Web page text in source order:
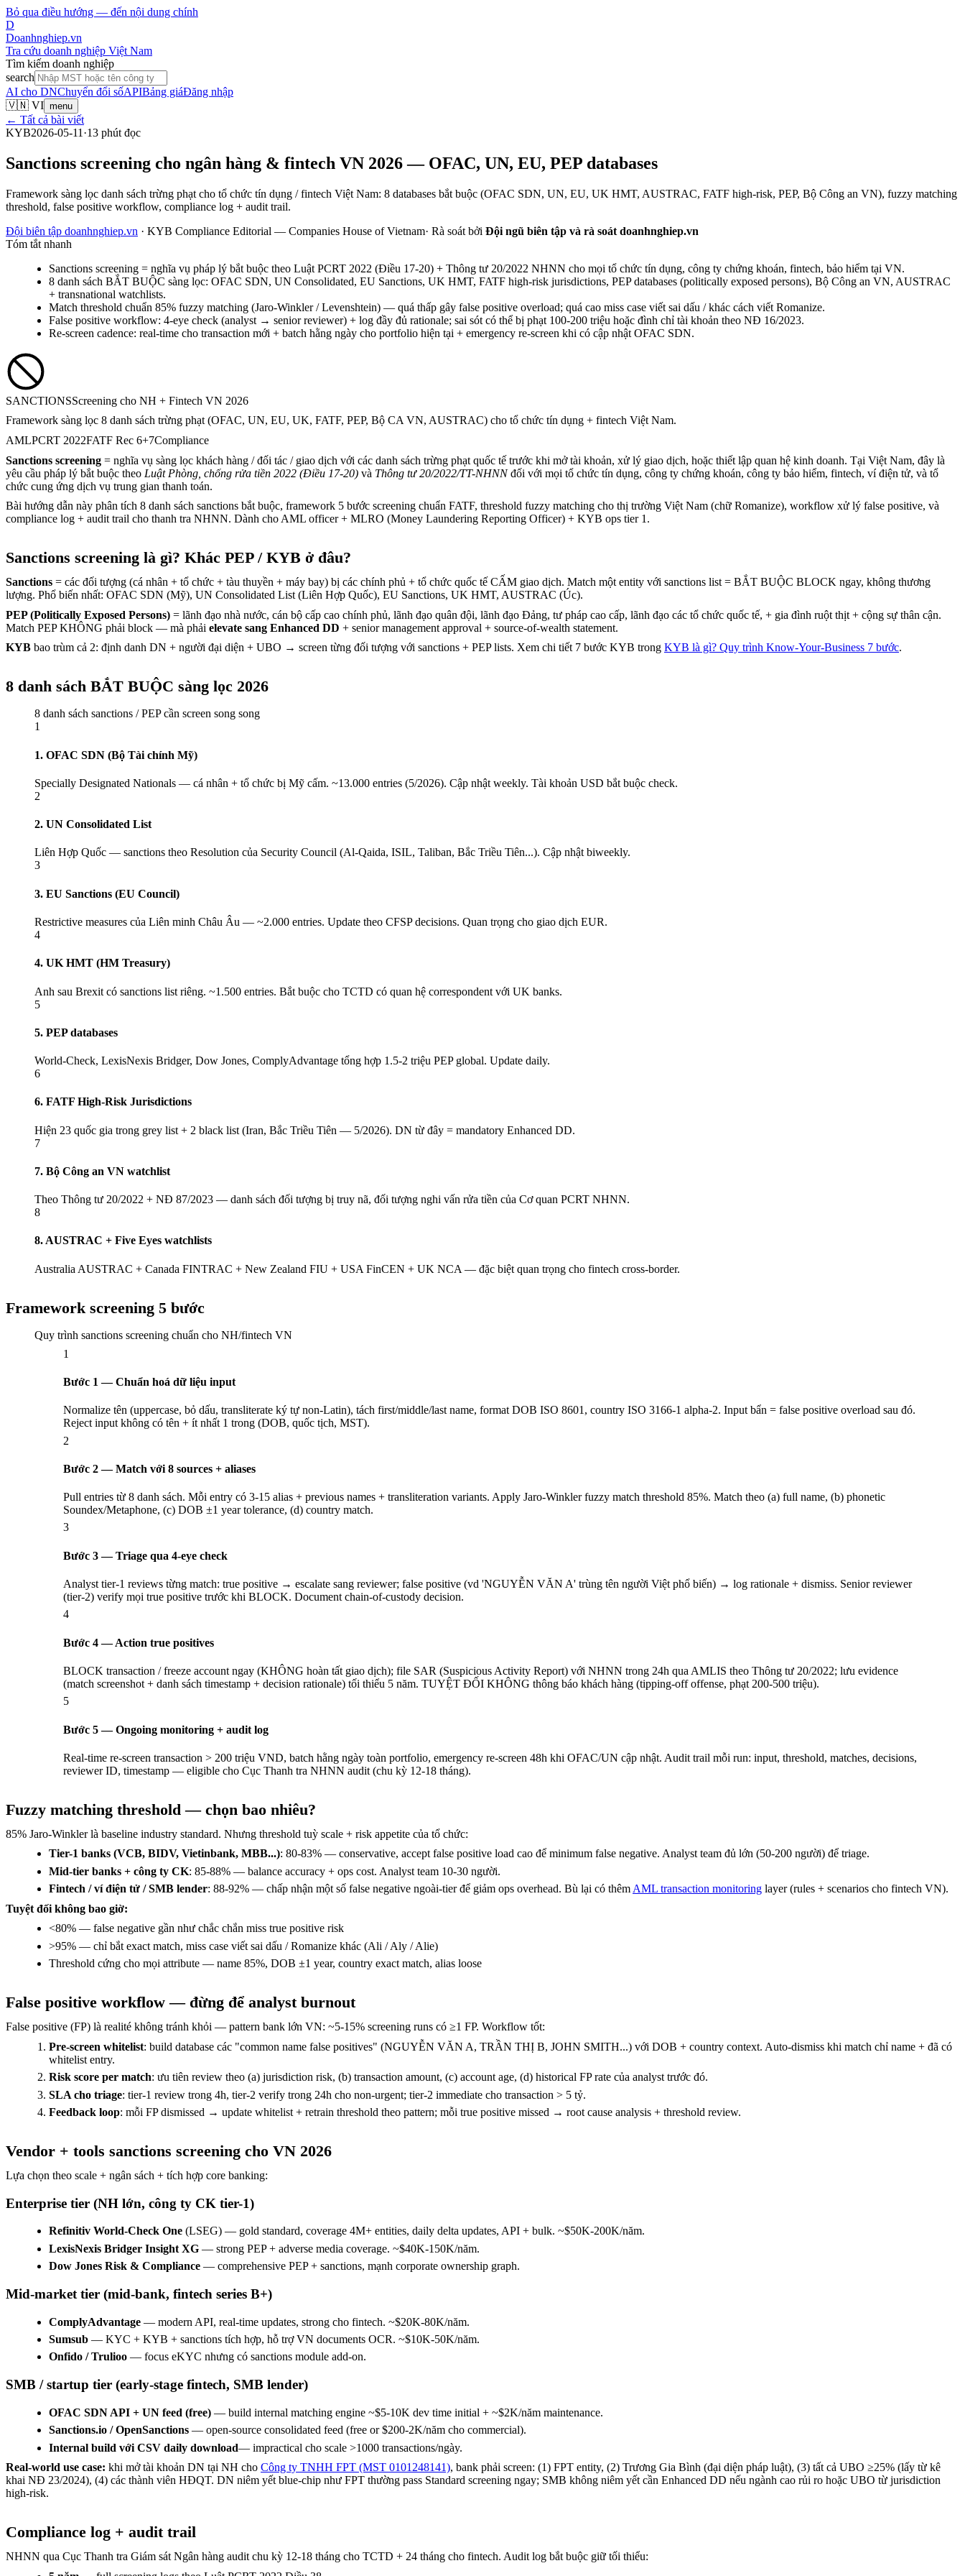
Bỏ qua điều hướng — đến nội dung chính
D
Doanhnghiep.vn
Tra cứu doanh nghiệp Việt Nam
Tìm kiếm doanh nghiệp
search
AI cho DNChuyển đổi sốAPIBảng giáĐăng nhập
🇻🇳 VI menu
← Tất cả bài viết
KYB2026-05-11 ·13 phút đọc
Sanctions screening cho ngân hàng & fintech VN 2026 — OFAC, UN, EU, PEP databases
Framework sàng lọc danh sách trừng phạt cho tổ chức tín dụng / fintech Việt Nam: 8 databases bắt buộc (OFAC SDN, UN, EU, UK HMT, AUSTRAC, FATF high-risk, PEP, Bộ Công an VN), fuzzy matching
threshold, false positive workflow, compliance log + audit trail.
Đội biên tập doanhnghiep.vn · KYB Compliance Editorial — Companies House of Vietnam· Rà soát bởi Đội ngũ biên tập và rà soát doanhnghiep.vn
Tóm tắt nhanh
Sanctions screening = nghĩa vụ pháp lý bắt buộc theo Luật PCRT 2022 (Điều 17-20) + Thông tư 20/2022 NHNN cho mọi tổ chức tín dụng, công ty chứng khoán, fintech, bảo hiểm tại VN.
8 danh sách BẮT BUỘC sàng lọc: OFAC SDN, UN Consolidated, EU Sanctions, UK HMT, FATF high-risk jurisdictions, PEP databases (politically exposed persons), Bộ Công an VN, AUSTRAC
+ transnational watchlists.
Match threshold chuẩn 85% fuzzy matching (Jaro-Winkler / Levenshtein) — quá thấp gây false positive overload; quá cao miss case viết sai dấu / khác cách viết Romanize.
False positive workflow: 4-eye check (analyst → senior reviewer) + log đầy đủ rationale; sai sót có thể bị phạt 100-200 triệu hoặc đình chỉ tài khoản theo NĐ 16/2023.
Re-screen cadence: real-time cho transaction mới + batch hằng ngày cho portfolio hiện tại + emergency re-screen khi có cập nhật OFAC SDN.
SANCTIONSScreening cho NH + Fintech VN 2026
Framework sàng lọc 8 danh sách trừng phạt (OFAC, UN, EU, UK, FATF, PEP, Bộ CA VN, AUSTRAC) cho tổ chức tín dụng + fintech Việt Nam.
AMLPCRT 2022FATF Rec 6+7Compliance
Sanctions screening = nghĩa vụ sàng lọc khách hàng / đối tác / giao dịch với các danh sách trừng phạt quốc tế trước khi mở tài khoản, xử lý giao dịch, hoặc thiết lập quan hệ kinh doanh. Tại Việt Nam, đây là
yêu cầu pháp lý bắt buộc theo Luật Phòng, chống rửa tiền 2022 (Điều 17-20) và Thông tư 20/2022/TT-NHNNđối với mọi tổ chức tín dụng, công ty chứng khoán, công ty bảo hiểm, fintech, ví điện tử, và tổ
chức cung ứng dịch vụ trung gian thanh toán.
Bài hướng dẫn này phân tích 8 danh sách sanctions bắt buộc, framework 5 bước screening chuẩn FATF, threshold fuzzy matching cho thị trường Việt Nam (chữ Romanize), workflow xử lý false positive, và
compliance log + audit trail cho thanh tra NHNN. Dành cho AML officer + MLRO (Money Laundering Reporting Officer) + KYB ops tier 1.
Sanctions screening là gì? Khác PEP / KYB ở đâu?
Sanctions = các đối tượng (cá nhân + tổ chức + tàu thuyền + máy bay) bị các chính phủ + tổ chức quốc tế CẤM giao dịch. Match một entity với sanctions list = BẮT BUỘC BLOCK ngay, không thương
lượng. Phổ biến nhất: OFAC SDN (Mỹ), UN Consolidated List (Liên Hợp Quốc), EU Sanctions, UK HMT, AUSTRAC (Úc).
PEP (Politically Exposed Persons) = lãnh đạo nhà nước, cán bộ cấp cao chính phủ, lãnh đạo quân đội, lãnh đạo Đảng, tư pháp cao cấp, lãnh đạo các tổ chức quốc tế, + gia đình ruột thịt + cộng sự thân cận.
Match PEP KHÔNG phải block — mà phải elevate sang Enhanced DD + senior management approval + source-of-wealth statement.
KYB bao trùm cả 2: định danh DN + người đại diện + UBO → screen từng đối tượng với sanctions + PEP lists. Xem chi tiết 7 bước KYB trong KYB là gì? Quy trình Know-Your-Business 7 bước.
8 danh sách BẮT BUỘC sàng lọc 2026
8 danh sách sanctions / PEP cần screen song song
1
1. OFAC SDN (Bộ Tài chính Mỹ)
Specially Designated Nationals — cá nhân + tổ chức bị Mỹ cấm. ~13.000 entries (5/2026). Cập nhật weekly. Tài khoản USD bắt buộc check.
2
2. UN Consolidated List
Liên Hợp Quốc — sanctions theo Resolution của Security Council (Al-Qaida, ISIL, Taliban, Bắc Triều Tiên...). Cập nhật biweekly.
3
3. EU Sanctions (EU Council)
Restrictive measures của Liên minh Châu Âu — ~2.000 entries. Update theo CFSP decisions. Quan trọng cho giao dịch EUR.
4
4. UK HMT (HM Treasury)
Anh sau Brexit có sanctions list riêng. ~1.500 entries. Bắt buộc cho TCTD có quan hệ correspondent với UK banks.
5
5. PEP databases
World-Check, LexisNexis Bridger, Dow Jones, ComplyAdvantage tổng hợp 1.5-2 triệu PEP global. Update daily.
6
6. FATF High-Risk Jurisdictions
Hiện 23 quốc gia trong grey list + 2 black list (Iran, Bắc Triều Tiên — 5/2026). DN từ đây = mandatory Enhanced DD.
7
7. Bộ Công an VN watchlist
Theo Thông tư 20/2022 + NĐ 87/2023 — danh sách đối tượng bị truy nã, đối tượng nghi vấn rửa tiền của Cơ quan PCRT NHNN.
8
8. AUSTRAC + Five Eyes watchlists
Australia AUSTRAC + Canada FINTRAC + New Zealand FIU + USA FinCEN + UK NCA — đặc biệt quan trọng cho fintech cross-border.
Framework screening 5 bước
Quy trình sanctions screening chuẩn cho NH/fintech VN
1
Bước 1 — Chuẩn hoá dữ liệu input
Normalize tên (uppercase, bỏ dấu, transliterate ký tự non-Latin), tách first/middle/last name, format DOB ISO 8601, country ISO 3166-1 alpha-2. Input bẩn = false positive overload sau đó.
Reject input không có tên + ít nhất 1 trong (DOB, quốc tịch, MST).
2
Bước 2 — Match với 8 sources + aliases
Pull entries từ 8 danh sách. Mỗi entry có 3-15 alias + previous names + transliteration variants. Apply Jaro-Winkler fuzzy match threshold 85%. Match theo (a) full name, (b) phonetic
Soundex/Metaphone, (c) DOB ±1 year tolerance, (d) country match.
3
Bước 3 — Triage qua 4-eye check
Analyst tier-1 reviews từng match: true positive → escalate sang reviewer; false positive (vd 'NGUYỄN VĂN A' trùng tên người Việt phổ biến) → log rationale + dismiss. Senior reviewer
(tier-2) verify mọi true positive trước khi BLOCK. Document chain-of-custody decision.
4
Bước 4 — Action true positives
BLOCK transaction / freeze account ngay (KHÔNG hoàn tất giao dịch); file SAR (Suspicious Activity Report) với NHNN trong 24h qua AMLIS theo Thông tư 20/2022; lưu evidence
(match screenshot + danh sách timestamp + decision rationale) tối thiểu 5 năm. TUYỆT ĐỐI KHÔNG thông báo khách hàng (tipping-off offense, phạt 200-500 triệu).
5
Bước 5 — Ongoing monitoring + audit log
Real-time re-screen transaction > 200 triệu VND, batch hằng ngày toàn portfolio, emergency re-screen 48h khi OFAC/UN cập nhật. Audit trail mỗi run: input, threshold, matches, decisions,
reviewer ID, timestamp — eligible cho Cục Thanh tra NHNN audit (chu kỳ 12-18 tháng).
Fuzzy matching threshold — chọn bao nhiêu?
85% Jaro-Winkler là baseline industry standard. Nhưng threshold tuỳ scale + risk appetite của tổ chức:
Tier-1 banks (VCB, BIDV, Vietinbank, MBB...): 80-83% — conservative, accept false positive load cao để minimum false negative. Analyst team đủ lớn (50-200 người) để triage.
Mid-tier banks + công ty CK: 85-88% — balance accuracy + ops cost. Analyst team 10-30 người.
Fintech / ví điện tử / SMB lender: 88-92% — chấp nhận một số false negative ngoài-tier để giảm ops overhead. Bù lại có thêm AML transaction monitoring layer (rules + scenarios cho fintech VN).
Tuyệt đối không bao giờ:
<80% — false negative gần như chắc chắn miss true positive risk
>95% — chỉ bắt exact match, miss case viết sai dấu / Romanize khác (Ali / Aly / Alie)
Threshold cứng cho mọi attribute — name 85%, DOB ±1 year, country exact match, alias loose
False positive workflow — đừng để analyst burnout
False positive (FP) là realité không tránh khỏi — pattern bank lớn VN: ~5-15% screening runs có ≥1 FP. Workflow tốt:
Pre-screen whitelist: build database các "common name false positives" (NGUYỄN VĂN A, TRẦN THỊ B, JOHN SMITH...) với DOB + country context. Auto-dismiss khi match chỉ name + đã có
whitelist entry.
Risk score per match: ưu tiên review theo (a) jurisdiction risk, (b) transaction amount, (c) account age, (d) historical FP rate của analyst trước đó.
SLA cho triage: tier-1 review trong 4h, tier-2 verify trong 24h cho non-urgent; tier-2 immediate cho transaction > 5 tỷ.
Feedback loop: mỗi FP dismissed → update whitelist + retrain threshold theo pattern; mỗi true positive missed → root cause analysis + threshold review.
Vendor + tools sanctions screening cho VN 2026
Lựa chọn theo scale + ngân sách + tích hợp core banking:
Enterprise tier (NH lớn, công ty CK tier-1)
Refinitiv World-Check One (LSEG) — gold standard, coverage 4M+ entities, daily delta updates, API + bulk. ~$50K-200K/năm.
LexisNexis Bridger Insight XG — strong PEP + adverse media coverage. ~$40K-150K/năm.
Dow Jones Risk & Compliance — comprehensive PEP + sanctions, mạnh corporate ownership graph.
Mid-market tier (mid-bank, fintech series B+)
ComplyAdvantage — modern API, real-time updates, strong cho fintech. ~$20K-80K/năm.
Sumsub — KYC + KYB + sanctions tích hợp, hỗ trợ VN documents OCR. ~$10K-50K/năm.
Onfido / Trulioo — focus eKYC nhưng có sanctions module add-on.
SMB / startup tier (early-stage fintech, SMB lender)
OFAC SDN API + UN feed (free) — build internal matching engine ~$5-10K dev time initial + ~$2K/năm maintenance.
Sanctions.io / OpenSanctions — open-source consolidated feed (free or $200-2K/năm cho commercial).
Internal build với CSV daily download— impractical cho scale >1000 transactions/ngày.
Real-world use case: khi mở tài khoản DN tại NH cho Công ty TNHH FPT (MST 0101248141), bank phải screen: (1) FPT entity, (2) Trương Gia Bình (đại diện pháp luật), (3) tất cả UBO ≥25% (lấy từ kê
khai NĐ 23/2024), (4) các thành viên HĐQT. DN niêm yết blue-chip như FPT thường pass Standard screening ngay; SMB không niêm yết cần Enhanced DD nếu ngành cao rủi ro hoặc UBO từ jurisdiction
high-risk.
Compliance log + audit trail
NHNN qua Cục Thanh tra Giám sát Ngân hàng audit chu kỳ 12-18 tháng cho TCTD + 24 tháng cho fintech. Audit log bắt buộc giữ tối thiểu: